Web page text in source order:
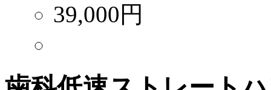
39,000円